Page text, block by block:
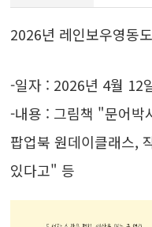
2026년 레인보우영동
-일자 : 2026년 4월 12
-내용 : 그림책 "문어박
팝업북 원데이클래스,
있다고" 등